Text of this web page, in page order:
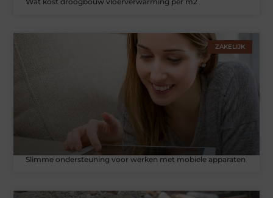
ZAKELIJK
Slimme ondersteuning voor werken met mobiele apparaten